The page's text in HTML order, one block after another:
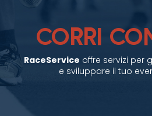
CORRI
RaceService offre servizi per
e sviluppare il tuo